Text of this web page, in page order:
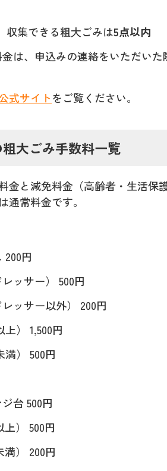
収集できる粗大ごみは5点以内
は、申込みの連絡をいただい
式サイトをご覧ください。
大ごみ手数料一覧
金と減免料金（高齢者・生活保
通常料金です。
200円
ッサー） 500円
ッサー以外） 200円
） 1,500円
満） 500円
台 500円
） 500円
） 200円